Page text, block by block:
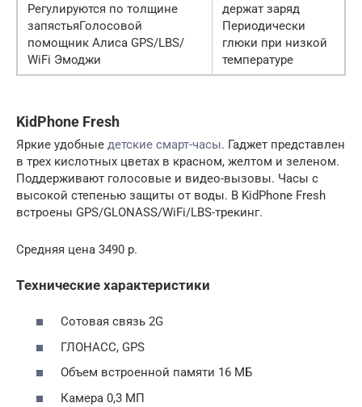
Регулируются по толщине
запястьяГолосовой
помощник Алиса GPS/LBS/
WiFi Эмоджи
держат заряд
Периодически
глюки при низкой
температуре
KidPhone Fresh
Яркие удобные детские смарт-часы. Гаджет представлен
в трех кислотных цветах в красном, желтом и зеленом.
Поддерживают голосовые и видео-вызовы. Часы с
высокой степенью защиты от воды. В KidPhone Fresh
встроены GPS/GLONASS/WiFi/LBS-трекинг.
Средняя цена 3490 р.
Технические характеристики
Сотовая связь 2G
ГЛОНАСС, GPS
Объем встроенной памяти 16 МБ
Камера 0,3 МП